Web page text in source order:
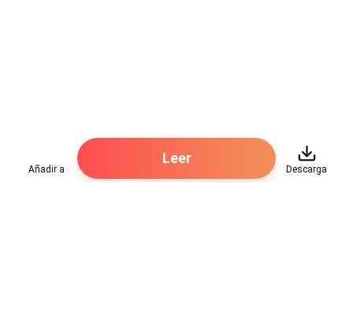
Añadir a
Leer
Descarga